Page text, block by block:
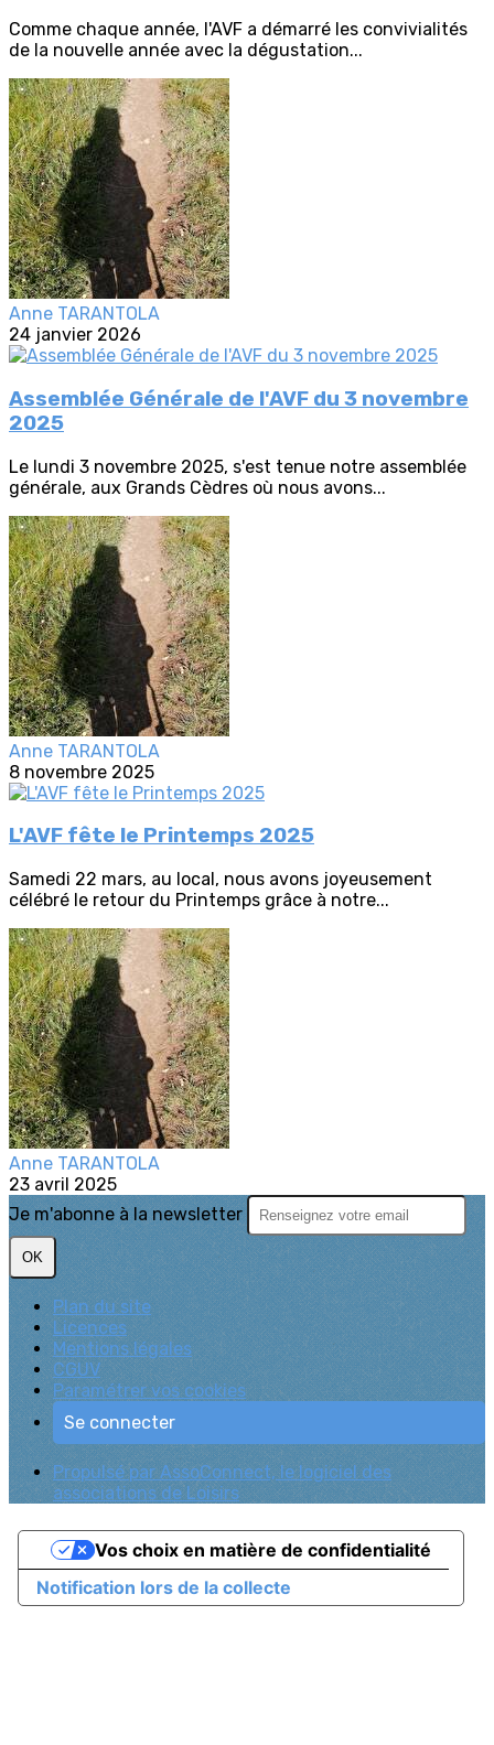
Comme chaque année, l'AVF a démarré les convivialités
de la nouvelle année avec la dégustation...
Anne TARANTOLA
24 janvier 2026
Assemblée Générale de l'AVF du 3 novembre
2025
Le lundi 3 novembre 2025, s'est tenue notre assemblée
générale, aux Grands Cèdres où nous avons...
Anne TARANTOLA
8 novembre 2025
L'AVF fête le Printemps 2025
Samedi 22 mars, au local, nous avons joyeusement
célébré le retour du Printemps grâce à notre...
Anne TARANTOLA
23 avril 2025
Je m'abonne à la newsletter
OK
Plan du site
Licences
Mentions légales
CGUV
Paramétrer vos cookies
Se connecter
Propulsé par AssoConnect, le logiciel des
associations de Loisirs
Notification lors de la collecte
Vos choix en matière de confidentialité